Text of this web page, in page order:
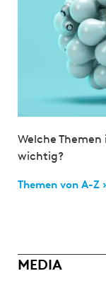
Welche
wichtig?
Themen von A-Z
MEDIA